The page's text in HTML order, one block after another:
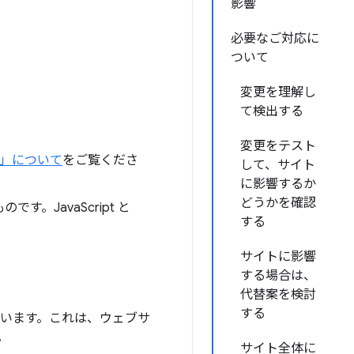
影響
必要なご対応に
ついて
変更を理解し
て検出する
変更をテスト
して、サイト
に影響するか
どうかを確認
する
サイトに影響
する場合は、
代替案を検討
する
サイト全体に
についてをご覧くださ
です。JavaScript と
ます。これは、ウェブサ